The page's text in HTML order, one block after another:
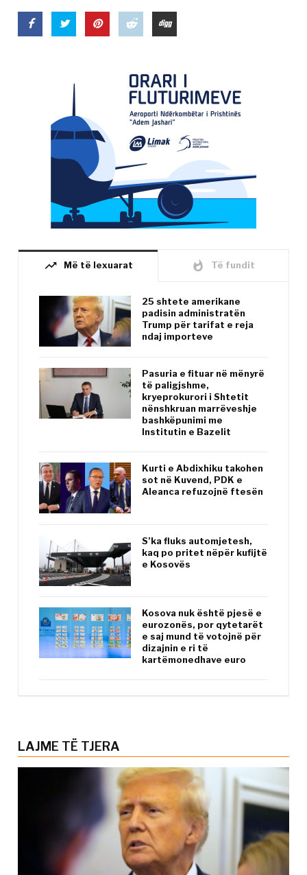
trending_up Më të lexuarat whatshot Të fundit
25 shtete amerikane
padisin administratën
Trump për tarifat e reja
ndaj importeve
Pasuria e fituar në mënyrë
të paligjshme,
kryeprokurori i Shtetit
nënshkruan marrëveshje
bashkëpunimi me
Institutin e Bazelit
Kurti e Abdixhiku takohen
sot në Kuvend, PDK e
Aleanca refuzojnë ftesën
S’ka fluks automjetesh,
kaq po pritet nëpër kufijtë
e Kosovës
Kosova nuk është pjesë e
eurozonës, por qytetarët
e saj mund të votojnë për
dizajnin e ri të
kartëmonedhave euro
LAJME TË TJERA